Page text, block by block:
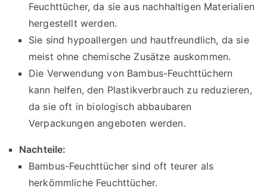
Feuchttücher, da sie aus nachhaltigen Materialien
hergestellt werden.
Sie sind hypoallergen und hautfreundlich, da sie
meist ohne chemische Zusätze auskommen.
Die Verwendung von Bambus-Feuchttüchern
kann helfen, den Plastikverbrauch zu reduzieren,
da sie oft in biologisch abbaubaren
Verpackungen angeboten werden.
Nachteile:
Bambus-Feuchttücher sind oft teurer als
herkömmliche Feuchttücher.